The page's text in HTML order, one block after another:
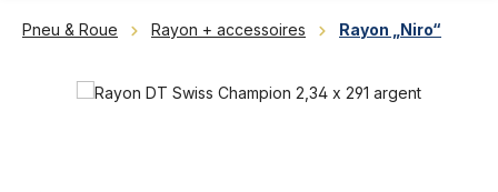
Pneu & Roue Rayon + accessoires Rayon „Niro“
Ignorer la galerie d'images